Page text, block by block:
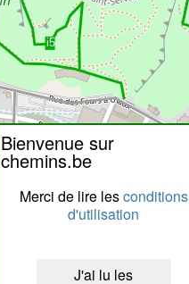
Bienvenue sur
chemins.be
Merci de lire lesconditions
d'utilisation
J'ai lu les